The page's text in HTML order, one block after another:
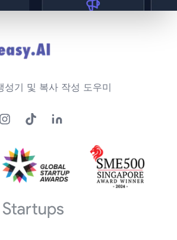
성기 및 복사 작성 도우미